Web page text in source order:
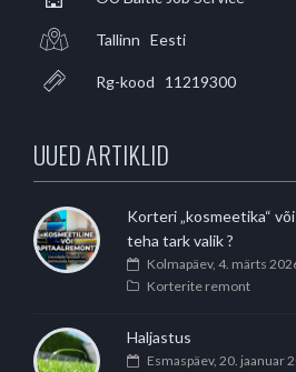
Tallinn Eesti
Rg-kood 11219300
UUED ARTIKLID
Korteri „kosmeetika“
teha tark valik ?
Kolmapäev, 4. märts
Korterite remont
Haljastus
Esmaspäev, 20. jaanuar